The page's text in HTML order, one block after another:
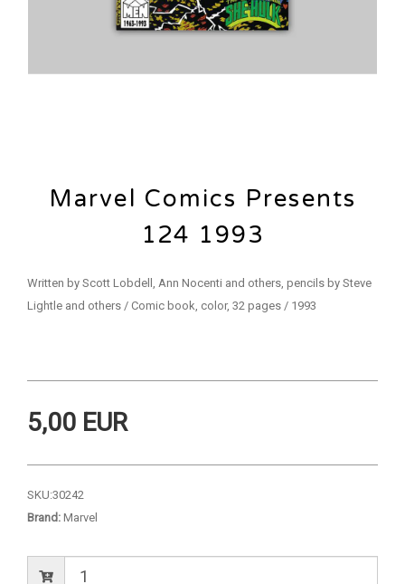
Marvel Comics Presents
124 1993
Written by Scott Lobdell, Ann Nocenti and others, pencils by Steve
Lightle and others / Comic book, color, 32 pages / 1993
5,00 EUR
SKU:30242
Brand: Marvel